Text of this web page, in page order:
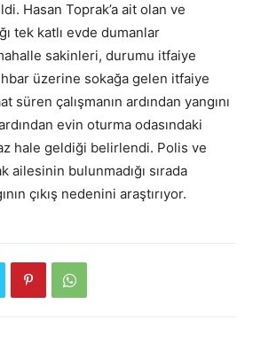
Hasan Toprak’a ait olan ve
tek katlı evde dumanlar
sakinleri, durumu itfaiye
üzerine sokağa gelen itfaiye
süren çalışmanın ardından yangını
evin oturma odasındaki
hale geldiği belirlendi. Polis ve
ailesinin bulunmadığı sırada
çıkış nedenini araştırıyor.